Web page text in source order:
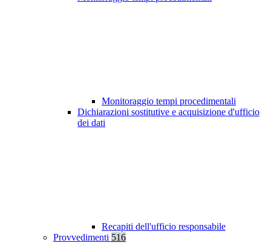
Monitoraggio tempi procedimentali
Dichiarazioni sostitutive e acquisizione d'ufficio
dei dati
Recapiti dell'ufficio responsabile
Provvedimenti 516